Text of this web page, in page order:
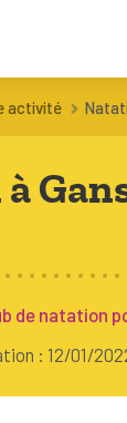
ATL
activité
de natation
: 12/01/